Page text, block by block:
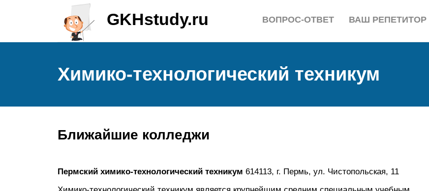
GKHstudy.ru ВАШ РЕПЕТИТОР
ВОПРОС-ОТВЕТ
Химико-технологический техникум
Ближайшие колледжи
Пермский химико-технологический техникум 614113, г. Пермь, ул. Чистопольская, 11